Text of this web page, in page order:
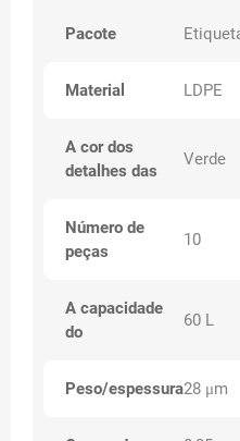
Pacote
Material LDPE
A cor dos
detalhes das
Verde
Número de
peças
10
A capacidade
do
60 L
Peso/espessura28 μm